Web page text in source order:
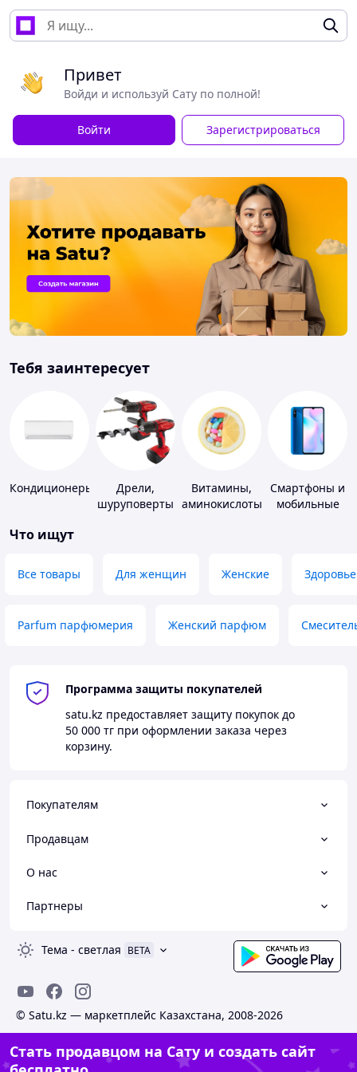
Привет
Войди и используй Сату по полной!
Войти Зарегистрироваться
Тебя заинтересует
Кондиционеры
Дрели,
шуруповерты
Витамины,
аминокислоты
Смартфоны и
мобильные
Что ищут
Все товары Для женщин Женские Здоровье
Parfum парфюмерия Женский парфюм
Программа защиты покупателей
satu.kz предоставляет защиту покупок до
50 000 тг при оформлении заказа через
корзину.
Покупателям
Продавцам
О нас
Партнеры
Тема - светлая BETA
© Satu.kz — маркетплейс Казахстана, 2008-2026
Стать продавцом на Сату и создать сайт